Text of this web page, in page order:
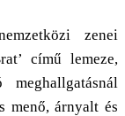
zenei
című lemeze,
menő, árnyalt és